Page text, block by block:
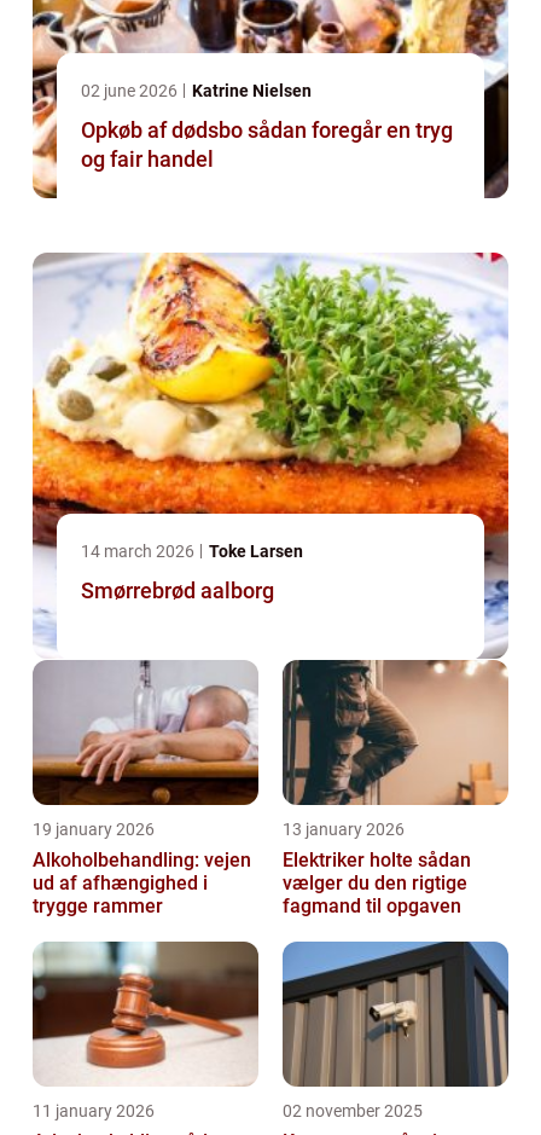
02 june 2026 Katrine Nielsen
Opkøb af dødsbo sådan foregår en tryg
og fair handel
14 march 2026 Toke Larsen
Smørrebrød aalborg
19 january 2026
Alkoholbehandling: vejen
ud af afhængighed i
trygge rammer
13 january 2026
Elektriker holte sådan
vælger du den rigtige
fagmand til opgaven
11 january 2026 02 november 2025